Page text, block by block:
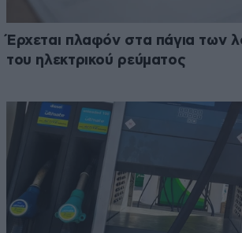
Έρχεται πλαφόν στα πάγια των
του ηλεκτρικού ρεύματος